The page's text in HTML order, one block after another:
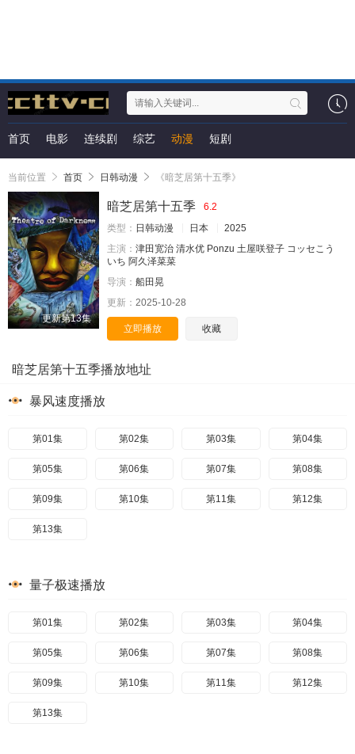
首页 电影 连续剧 综艺 动漫 短剧
当前位置 首页 日韩动漫 《暗芝居第十五季》
更新第13集
暗芝居第十五季
6.2
类型： 日韩动漫 日本
2025
主演： 津田宽治 清水优 Ponzu 土屋咲登子 コッセこう
いち 阿久泽菜菜
导演： 船田晃
更新： 2025-10-28
立即播放 收藏
暗芝居第十五季播放地址
暴风速度播放
第01集 第02集 第03集 第04集
第05集 第06集 第07集 第08集
第09集 第10集 第11集 第12集
第13集
量子极速播放
第01集 第02集 第03集 第04集
第05集 第06集 第07集 第08集
第09集 第10集 第11集 第12集
第13集